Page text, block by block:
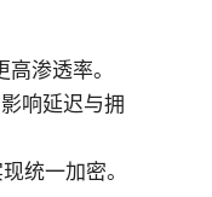
渗透率。
响延迟与拥
统一加密。